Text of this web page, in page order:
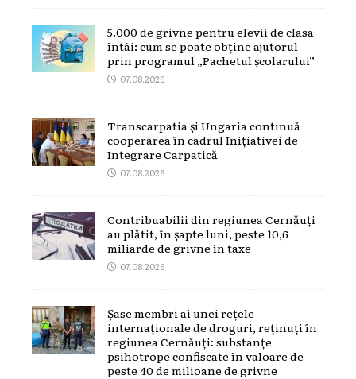
5.000 de grivne pentru elevii de clasa
întâi: cum se poate obține ajutorul
prin programul „Pachetul școlarului”
07.08.2026
Transcarpatia și Ungaria continuă
cooperarea în cadrul Inițiativei de
Integrare Carpatică
07.08.2026
Contribuabilii din regiunea Cernăuți
au plătit, în șapte luni, peste 10,6
miliarde de grivne în taxe
07.08.2026
Șase membri ai unei rețele
internaționale de droguri, reținuți în
regiunea Cernăuți: substanțe
psihotrope confiscate în valoare de
peste 40 de milioane de grivne